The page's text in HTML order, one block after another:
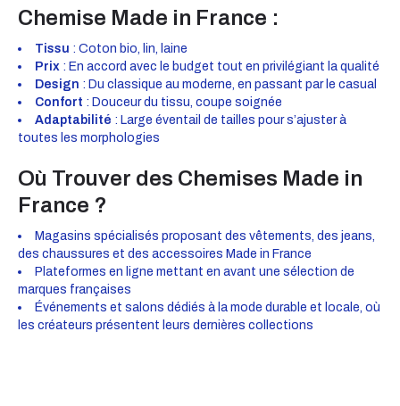
Chemise Made in France :
Tissu : Coton bio, lin, laine
Prix : En accord avec le budget tout en privilégiant la qualité
Design : Du classique au moderne, en passant par le casual
Confort : Douceur du tissu, coupe soignée
Adaptabilité : Large éventail de tailles pour s’ajuster à
toutes les morphologies
Où Trouver des Chemises Made in
France ?
Magasins spécialisés proposant des vêtements, des jeans,
des chaussures et des accessoires Made in France
Plateformes en ligne mettant en avant une sélection de
marques françaises
Événements et salons dédiés à la mode durable et locale, où
les créateurs présentent leurs dernières collections